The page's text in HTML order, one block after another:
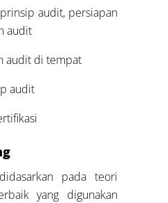
audit, persiapan
audit
audit di tempat
audit
pada teori
yang digunakan